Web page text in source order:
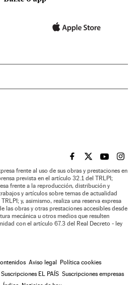
EL PAÍS BRASIL EN
EL PAÍSEL PAÍS
EL
frente al uso de sus obras y prestaciones en
prevista en el artículo 32.1 del TRLPI;
frente a la reproducción, distribución y
y artículos sobre temas de actualidad
y, asimismo, realiza una reserva expresa
las obras y otras prestaciones accesibles desde
mecánica u otros medios que resulten
con el artículo 67.3 del Real Decreto - ley
Aviso legal
Política cookies
Suscripciones EL PAÍS Suscripciones empresas